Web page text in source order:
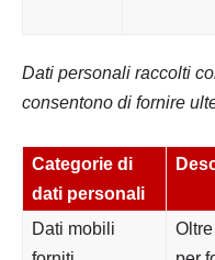
Dati personali raccolti
consentono di fornire
Categorie di
dati personali
Dati mobili